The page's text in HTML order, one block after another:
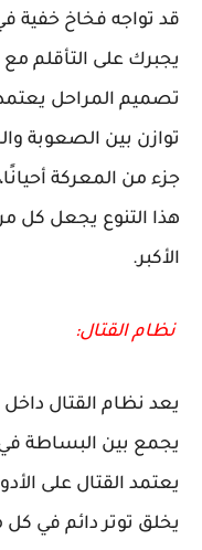
قد تواجه فخاخ خفية
يجبرك على التأقلم
تصميم المراحل
توازن بين الصعوبة
جزء من المعركة
هذا التنوع يجعل كل
الأكبر.
نظام القتال:
يعد نظام القتال داخل
يجمع بين البساطة في
يعتمد القتال على
يخلق توتر دائم في